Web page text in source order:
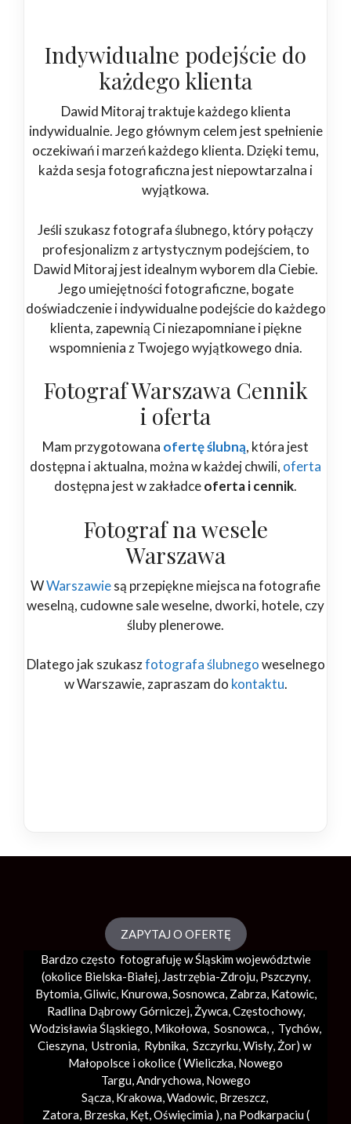
Indywidualne podejście do
każdego klienta
Dawid Mitoraj traktuje każdego klienta
indywidualnie. Jego głównym celem jest spełnienie
oczekiwań i marzeń każdego klienta. Dzięki temu,
każda sesja fotograficzna jest niepowtarzalna i
wyjątkowa.
Jeśli szukasz fotografa ślubnego, który połączy
profesjonalizm z artystycznym podejściem, to
Dawid Mitoraj jest idealnym wyborem dla Ciebie.
Jego umiejętności fotograficzne, bogate
doświadczenie i indywidualne podejście do każdego
klienta, zapewnią Ci niezapomniane i piękne
wspomnienia z Twojego wyjątkowego dnia.
Fotograf Warszawa Cennik
i oferta
Mam przygotowana ofertę ślubną, która jest
dostępna i aktualna, można w każdej chwili, oferta
dostępna jest w zakładceoferta i cennik.
Fotograf na wesele
Warszawa
WWarszawiesą przepiękne miejsca na fotografie
weselną, cudowne sale weselne, dworki, hotele, czy
śluby plenerowe.
Dlatego jak szukaszfotografa ślubnegoweselnego
w Warszawie, zapraszam do kontaktu.
ZAPYTAJ O OFERTĘ
Bardzo często fotografuję w Śląskim województwie
(okolice Bielska-Białej, Jastrzębia-Zdroju, Pszczyny,
Bytomia, Gliwic, Knurowa, Sosnowca, Zabrza, Katowic,
Radlina Dąbrowy Górniczej, Żywca, Częstochowy,
Wodzisławia Śląskiego, Mikołowa, Sosnowca, , Tychów,
Cieszyna, Ustronia, Rybnika, Szczyrku, Wisły, Żor) w
Małopolsce i okolice (Wieliczka , Nowego
Targu, Andrychowa, Nowego
Sącza, Krakowa, Wadowic, Brzeszcz,
Zatora, Brzeska, Kęt, Oświęcimia), na Podkarpaciu (